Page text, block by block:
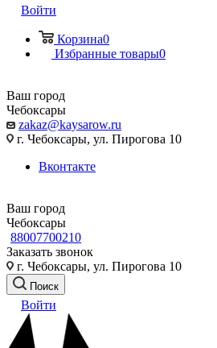
Войти
Корзина0
Избранные товары0
Ваш город
Чебоксары
zakaz@kaysarow.ru
г. Чебоксары, ул. Пирогова 10
Вконтакте
Ваш город
Чебоксары
88007700210
Заказать звонок
г. Чебоксары, ул. Пирогова 10
Поиск
Войти